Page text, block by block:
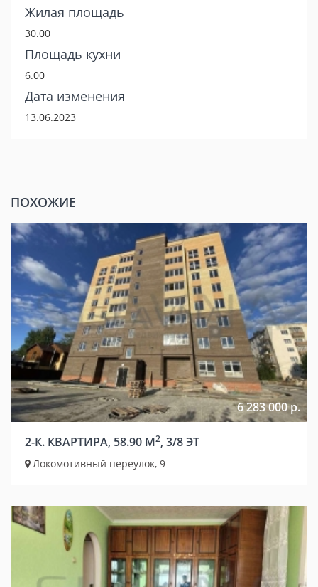
Жилая площадь
30.00
Площадь кухни
6.00
Дата изменения
13.06.2023
ПОХОЖИЕ
6 283 000 р.
2-К. КВАРТИРА, 58.90 М2, 3/8 ЭТ
Локомотивный переулок, 9